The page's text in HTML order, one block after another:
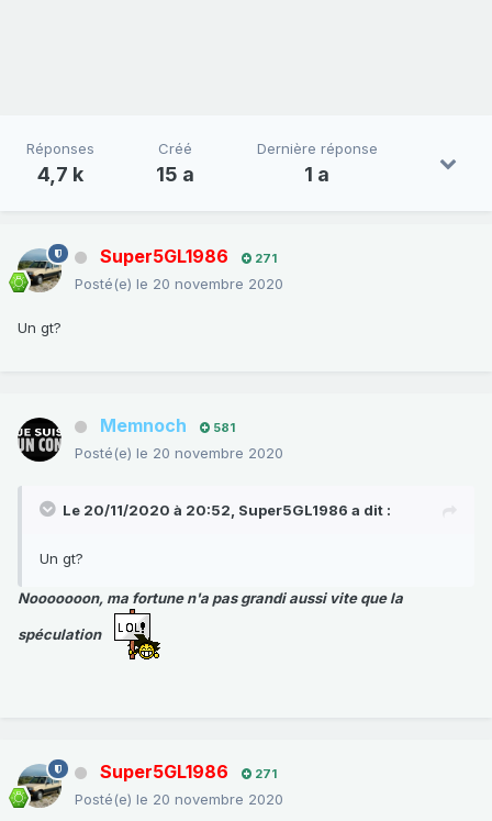
Réponses
4,7 k
Créé
15 a
Dernière réponse
1 a
Super5GL1986 271
Posté(e) le 20 novembre 2020
Un gt?
Memnoch 581
Posté(e) le 20 novembre 2020
Le 20/11/2020 à 20:52, Super5GL1986 a dit :
Un gt?
Nooooooon, ma fortune n'a pas grandi aussi vite que la
spéculation
Super5GL1986 271
Posté(e) le 20 novembre 2020